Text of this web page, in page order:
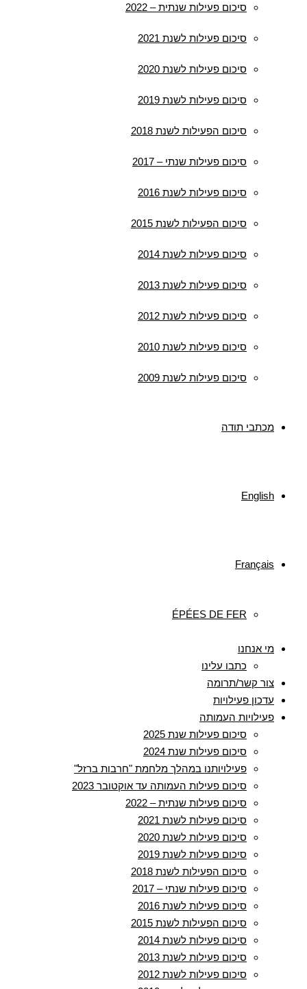
סיכום פעילות שנתית – 2022
סיכום פעילות לשנת 2021
סיכום פעילות לשנת 2020
סיכום פעילות לשנת 2019
סיכום הפעילות לשנת 2018
סיכום פעילות שנתי – 2017
סיכום פעילות לשנת 2016
סיכום הפעילות לשנת 2015
סיכום פעילות לשנת 2014
סיכום פעילות לשנת 2013
סיכום פעילות לשנת 2012
סיכום פעילות לשנת 2010
סיכום פעילות לשנת 2009
מכתבי תודה
English
Français
ÉPÉES DE FER
מי אנחנו
כתבו עלינו
צור קשר/תרומה
עדכון פעילויות
פעילויות העמותה
סיכום פעילות שנת 2025
סיכום פעילות שנת 2024
פעילויותנו במהלך מלחמת "חרבות ברזל"
סיכום פעילות העמותה עד אוקטובר 2023
סיכום פעילות שנתית – 2022
סיכום פעילות לשנת 2021
סיכום פעילות לשנת 2020
סיכום פעילות לשנת 2019
סיכום הפעילות לשנת 2018
סיכום פעילות שנתי – 2017
סיכום פעילות לשנת 2016
סיכום הפעילות לשנת 2015
סיכום פעילות לשנת 2014
סיכום פעילות לשנת 2013
סיכום פעילות לשנת 2012